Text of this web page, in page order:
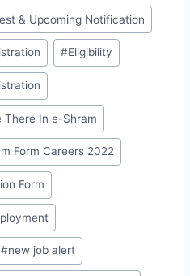
& Upcoming Notification
#Eligibility
There In e-Shram
Form Careers 2022
Form
#new job alert